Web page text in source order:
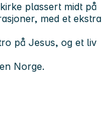
plassert midt på
med et ekstra
på Jesus, og et liv
Norge.